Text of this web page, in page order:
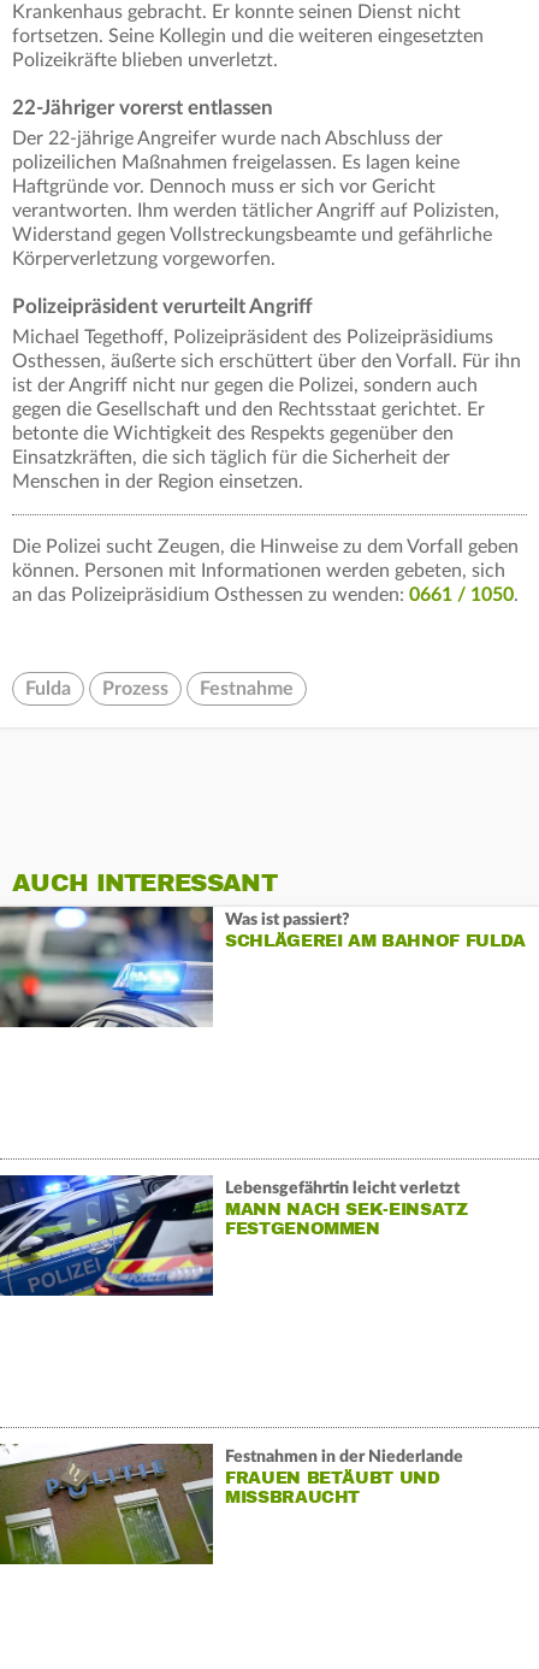
Krankenhaus gebracht. Er konnte seinen Dienst nicht
fortsetzen. Seine Kollegin und die weiteren eingesetzten
Polizeikräfte blieben unverletzt.
22-Jähriger vorerst entlassen
Der 22-jährige Angreifer wurde nach Abschluss der
polizeilichen Maßnahmen freigelassen. Es lagen keine
Haftgründe vor. Dennoch muss er sich vor Gericht
verantworten. Ihm werden tätlicher Angriff auf Polizisten,
Widerstand gegen Vollstreckungsbeamte und gefährliche
Körperverletzung vorgeworfen.
Polizeipräsident verurteilt Angriff
Michael Tegethoff, Polizeipräsident des Polizeipräsidiums
Osthessen, äußerte sich erschüttert über den Vorfall. Für ihn
ist der Angriff nicht nur gegen die Polizei, sondern auch
gegen die Gesellschaft und den Rechtsstaat gerichtet. Er
betonte die Wichtigkeit des Respekts gegenüber den
Einsatzkräften, die sich täglich für die Sicherheit der
Menschen in der Region einsetzen.
Die Polizei sucht Zeugen, die Hinweise zu dem Vorfall geben
können. Personen mit Informationen werden gebeten, sich
an das Polizeipräsidium Osthessen zu wenden: 0661 / 1050.
Fulda Prozess Festnahme
AUCH INTERESSANT
Was ist passiert?
SCHLÄGEREI AM BAHNOF FULDA
Lebensgefährtin leicht verletzt
MANN NACH SEK-EINSATZ
FESTGENOMMEN
Festnahmen in der Niederlande
FRAUEN BETÄUBT UND
MISSBRAUCHT